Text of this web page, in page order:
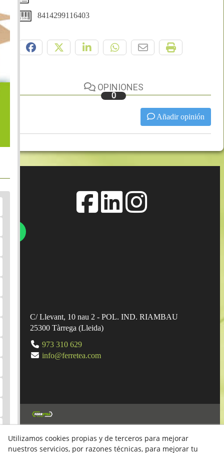
8414299116403
OPINIONES
0
Añadir opinión
C/ Llevant, 10 nau 2 - POL. IND. RIAMBAU
25300 Tàrrega (Lleida)
973 310 629
info@ferretea.com
derechos reservados.
Aviso Legal
Utilizamos cookies propias y de terceros para mejorar
nuestros servicios, por razones técnicas, para mejorar tu